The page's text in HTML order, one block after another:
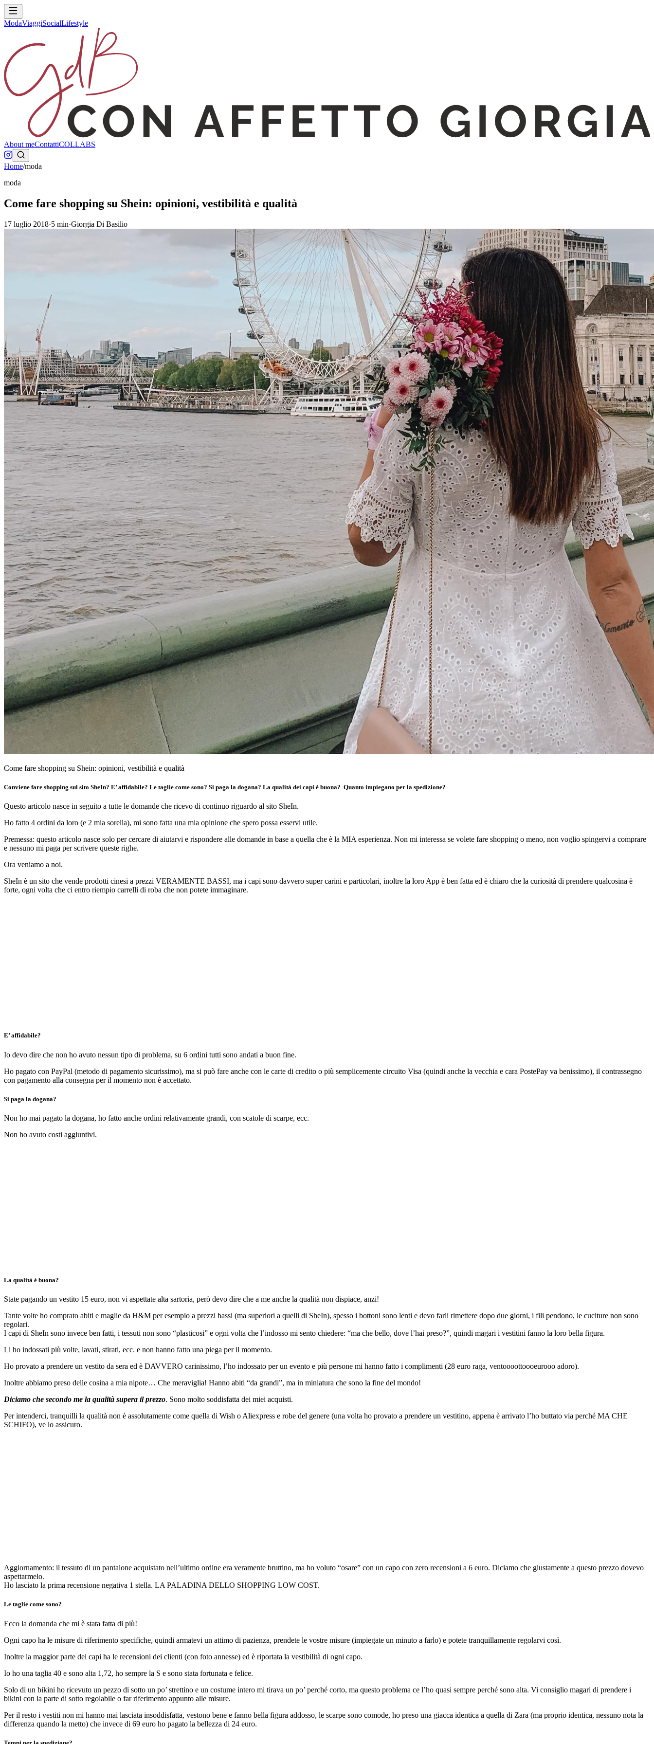
ModaViaggiSocialLifestyle
About meContattiCOLLABS
Home/moda
moda
Come fare shopping su Shein: opinioni, vestibilità e qualità
17 luglio 2018·5 min·Giorgia Di Basilio
Come fare shopping su Shein: opinioni, vestibilità e qualità
Conviene fare shopping sul sito SheIn? E’ affidabile? Le taglie come sono? Si paga la dogana? La qualità dei capi è buona? Quanto impiegano per la spedizione?
Questo articolo nasce in seguito a tutte le domande che ricevo di continuo riguardo al sito SheIn.
Ho fatto 4 ordini da loro (e 2 mia sorella), mi sono fatta una mia opinione che spero possa esservi utile.
Premessa: questo articolo nasce solo per cercare di aiutarvi e rispondere alle domande in base a quella che è la MIA esperienza. Non mi interessa se volete fare shopping o meno, non voglio spingervi a comprare
e nessuno mi paga per scrivere queste righe.
Ora veniamo a noi.
SheIn è un sito che vende prodotti cinesi a prezzi VERAMENTE BASSI, ma i capi sono davvero super carini e particolari, inoltre la loro App è ben fatta ed è chiaro che la curiosità di prendere qualcosina è
forte, ogni volta che ci entro riempio carrelli di roba che non potete immaginare.
E’ affidabile?
Io devo dire che non ho avuto nessun tipo di problema, su 6 ordini tutti sono andati a buon fine.
Ho pagato con PayPal (metodo di pagamento sicurissimo), ma si può fare anche con le carte di credito o più semplicemente circuito Visa (quindi anche la vecchia e cara PostePay va benissimo), il contrassegno
con pagamento alla consegna per il momento non è accettato.
Si paga la dogana?
Non ho mai pagato la dogana, ho fatto anche ordini relativamente grandi, con scatole di scarpe, ecc.
Non ho avuto costi aggiuntivi.
La qualità è buona?
State pagando un vestito 15 euro, non vi aspettate alta sartoria, però devo dire che a me anche la qualità non dispiace, anzi!
Tante volte ho comprato abiti e maglie da H&M per esempio a prezzi bassi (ma superiori a quelli di SheIn), spesso i bottoni sono lenti e devo farli rimettere dopo due giorni, i fili pendono, le cuciture non sono
regolari.
I capi di SheIn sono invece ben fatti, i tessuti non sono “plasticosi” e ogni volta che l’indosso mi sento chiedere: “ma che bello, dove l’hai preso?”, quindi magari i vestitini fanno la loro bella figura.
Li ho indossati più volte, lavati, stirati, ecc. e non hanno fatto una piega per il momento.
Ho provato a prendere un vestito da sera ed è DAVVERO carinissimo, l’ho indossato per un evento e più persone mi hanno fatto i complimenti (28 euro raga, ventoooottoooeurooo adoro).
Inoltre abbiamo preso delle cosina a mia nipote… Che meraviglia! Hanno abiti “da grandi”, ma in miniatura che sono la fine del mondo!
Diciamo che secondo me la qualità supera il prezzo. Sono molto soddisfatta dei miei acquisti.
Per intenderci, tranquilli la qualità non è assolutamente come quella di Wish o Aliexpress e robe del genere (una volta ho provato a prendere un vestitino, appena è arrivato l’ho buttato via perché MA CHE
SCHIFO), ve lo assicuro.
Aggiornamento: il tessuto di un pantalone acquistato nell’ultimo ordine era veramente bruttino, ma ho voluto “osare” con un capo con zero recensioni a 6 euro. Diciamo che giustamente a questo prezzo dovevo
aspettarmelo.
Ho lasciato la prima recensione negativa 1 stella. LA PALADINA DELLO SHOPPING LOW COST.
Le taglie come sono?
Ecco la domanda che mi è stata fatta di più!
Ogni capo ha le misure di riferimento specifiche, quindi armatevi un attimo di pazienza, prendete le vostre misure (impiegate un minuto a farlo) e potete tranquillamente regolarvi così.
Inoltre la maggior parte dei capi ha le recensioni dei clienti (con foto annesse) ed è riportata la vestibilità di ogni capo.
Io ho una taglia 40 e sono alta 1,72, ho sempre la S e sono stata fortunata e felice.
Solo di un bikini ho ricevuto un pezzo di sotto un po’ strettino e un costume intero mi tirava un po’ perché corto, ma questo problema ce l’ho quasi sempre perché sono alta. Vi consiglio magari di prendere i
bikini con la parte di sotto regolabile o far riferimento appunto alle misure.
Per il resto i vestiti non mi hanno mai lasciata insoddisfatta, vestono bene e fanno bella figura addosso, le scarpe sono comode, ho preso una giacca identica a quella di Zara (ma proprio identica, nessuno nota la
differenza quando la metto) che invece di 69 euro ho pagato la bellezza di 24 euro.